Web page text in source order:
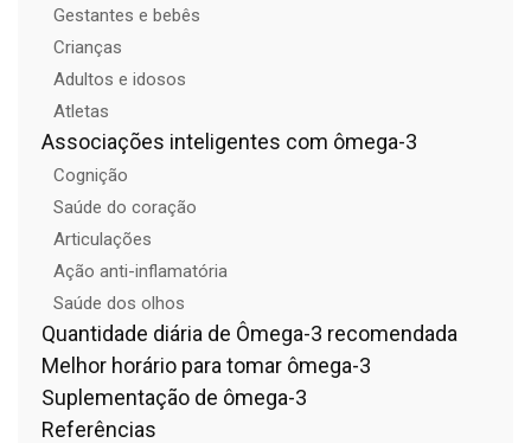
Gestantes e bebês
Crianças
Adultos e idosos
Atletas
Associações inteligentes com ômega-3
Cognição
Saúde do coração
Articulações
Ação anti-inflamatória
Saúde dos olhos
Quantidade diária de Ômega-3 recomendada
Melhor horário para tomar ômega-3
Suplementação de ômega-3
Referências